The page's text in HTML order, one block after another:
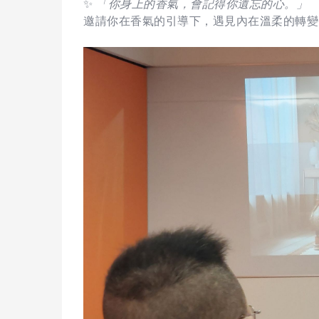
✨
「你身上的香氣，會記得你遺忘的心。」
邀請你在香氣的引導下，遇見內在溫柔的轉